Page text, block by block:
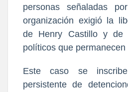
personas señaladas
organización exigió la
de Henry Castillo y de
políticos que permanecen
Este caso se
persistente de